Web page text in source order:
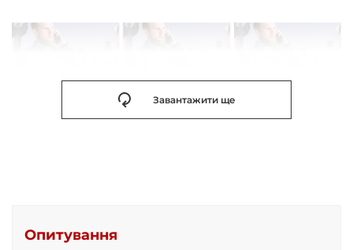
Завантажити ще
Опитування